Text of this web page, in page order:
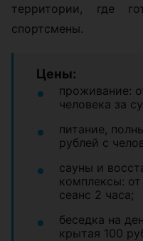
территории, где
спортсмены.
Цены:
проживание:
человека за
питание,
рублей с
сауны и
комплексы:
сеанс 2 часа;
беседка на
крытая 100